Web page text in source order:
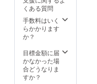
希望の
お名前
を掲載
可能で
お名前
を支援
画面の
くある質問
手数料はいく
らかかります
か？
目標金額に届
かなかった場
合どうなりま
すか？